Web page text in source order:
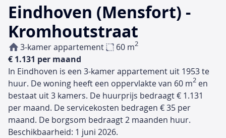
Eindhoven (Mensfort) -
Kromhoutstraat
3-kamer appartement 60 m2
€ 1.131 per maand
In Eindhoven is een 3-kamer appartement uit 1953 te
huur. De woning heeft een oppervlakte van 60 m2 en
bestaat uit 3 kamers. De huurprijs bedraagt € 1.131
per maand. De servicekosten bedragen € 35 per
maand. De borgsom bedraagt 2 maanden huur.
Beschikbaarheid: 1 juni 2026.